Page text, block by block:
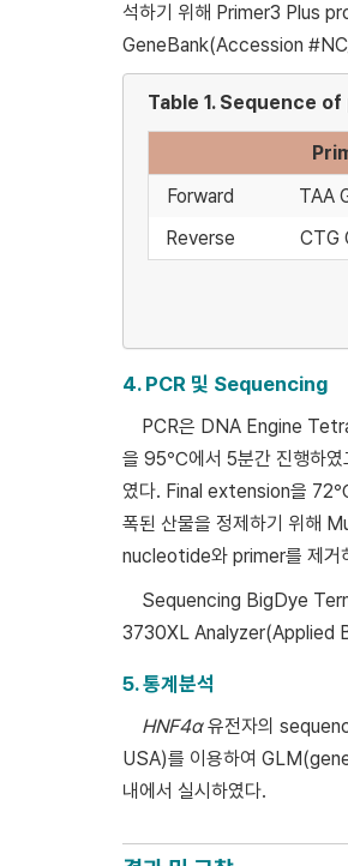
석하기 위해 Primer3 Plus
GeneBank(Accession
Table 1. Sequence of
Forward
TAA
Reverse
CTG
4. PCR 및 Sequencing
PCR은 DNA Engine
을 95℃에서 5분간 진행하
였다. Final extension을
폭된 산물을 정제하기 위해
nucleotide와 primer를 제거
Sequencing BigDye
3730XL Analyzer(Applied
5. 통계분석
HNF4α유전자의
USA)를 이용하여
내에서 실시하였다.